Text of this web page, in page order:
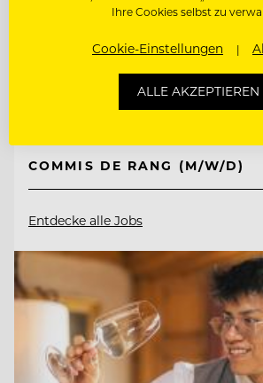
83471 Berchtesgaden,
COMMIS DE RANG (M/W/D)
Entdecke alle Jobs
Ihre Cookies selbst zu
Cookie-Einstellungen
ALLE AKZEPTIEREN